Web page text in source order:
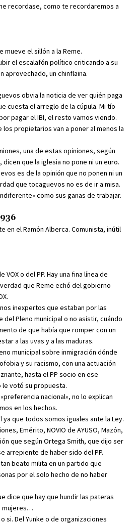
recordase, como te recordaremos a
mueve el sillón a la Reme.
el escalafón político criticando a su
aprovechado, un chinflaina.
obvia la noticia de ver quién paga
cuesta el arreglo de la cúpula. Mi tío
pagar el IBI, el resto vamos viendo.
los propietarios van a poner al menos la
una de estas opiniones, según
que la iglesia no pone ni un euro.
es de la opinión que no ponen ni un
que tocaguevos no es de ir a misa.
como sus ganas de trabajar.
en el Ramón Alberca. Comunista, inútil
o del PP. Hay una fina línea de
que Reme echó del gobierno
inexpertos que estaban por las
del Pleno municipal o no asistir, cuándo
de que había que romper con un
a las uvas y a las maduras.
municipal sobre inmigración dónde
y su racismo, con una actuación
hasta el PP socio en ese
le votó su propuesta.
nacional», no lo explican
en los hechos.
ya que todos somos iguales ante la Ley.
Emérito, NOVIO de AYUSO, Mazón,
que según Ortega Smith, que dijo ser
arrepiente de haber sido del PP.
beato milita en un partido que
por el solo hecho de no haber
dice que hay que hundir las pateras
mujeres…
si. Del Yunke o de organizaciones